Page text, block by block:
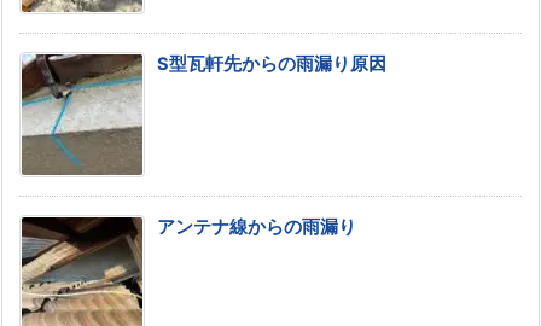
S型瓦軒先からの雨漏り原因
アンテナ線からの雨漏り